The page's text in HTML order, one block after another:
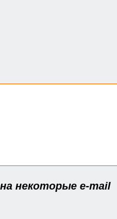
некоторые e-mail